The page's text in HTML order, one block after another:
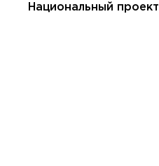
Национальный проект